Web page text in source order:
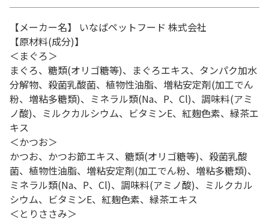
【メーカー名】 いなばペットフード 株式会社
【原材料(成分)】
＜まぐろ＞
まぐろ、糖類(オリゴ糖等)、まぐろエキス、タンパク加水
分解物、殺菌乳酸菌、植物性油脂、増粘安定剤(加工でん
粉、増粘多糖類)、ミネラル類(Na、P、Cl)、調味料(アミ
ノ酸)、ミルクカルシウム、ビタミンE、紅麹色素、緑茶エ
キス
＜かつお＞
かつお、かつお節エキス、糖類(オリゴ糖等)、殺菌乳酸
菌、植物性油脂、増粘安定剤(加工でん粉、増粘多糖類)、
ミネラル類(Na、P、Cl)、調味料(アミノ酸)、ミルクカル
シウム、ビタミンE、紅麹色素、緑茶エキス
＜とりささみ＞